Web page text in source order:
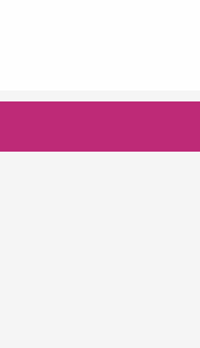
Asociácia